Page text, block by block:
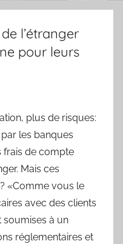
l’étranger
pour leurs
plus de risques:
les banques
frais de compte
Mais ces
«Comme vous le
avec des clients
soumises à un
réglementaires et